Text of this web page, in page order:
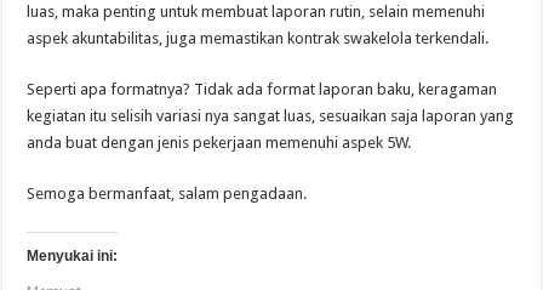
luas, maka penting untuk membuat laporan rutin, selain memenuhi
aspek akuntabilitas, juga memastikan kontrak swakelola terkendali.
Seperti apa formatnya? Tidak ada format laporan baku, keragaman
kegiatan itu selisih variasi nya sangat luas, sesuaikan saja laporan yang
anda buat dengan jenis pekerjaan memenuhi aspek 5W.
Semoga bermanfaat, salam pengadaan.
Menyukai ini: